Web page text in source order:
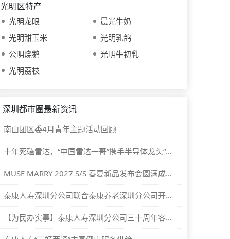
光明区特产
光明龙眼
晨光牛奶
光明甜玉米
光明乳鸽
公明烧鹅
光明牛初乳
光明荔枝
深圳都市圈最新资讯
南山团区委4月青年主题活动回顾
十年死磕雷达，“中国雷达一哥”携手半导体龙头“重新发明毫米波”
MUSE MARRY 2027 S/S 春夏新品发布会圆满成功！
泰康人寿深圳分公司联合泰康养老深圳分公司开展大暑慰问快递站点暨金融教育宣传活动
【为民办实事】泰康人寿深圳分公司三十周年客服节“大医公益行”